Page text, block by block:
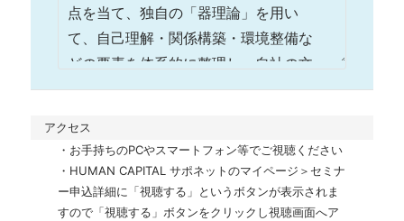
アクセス
・お手持ちのPCやスマートフォン等でご視聴ください
・HUMAN CAPITAL サポネットのマイページ＞セミナ
ー申込詳細に「視聴する」というボタンが表示されま
すので「視聴する」ボタンをクリックし視聴画面へア